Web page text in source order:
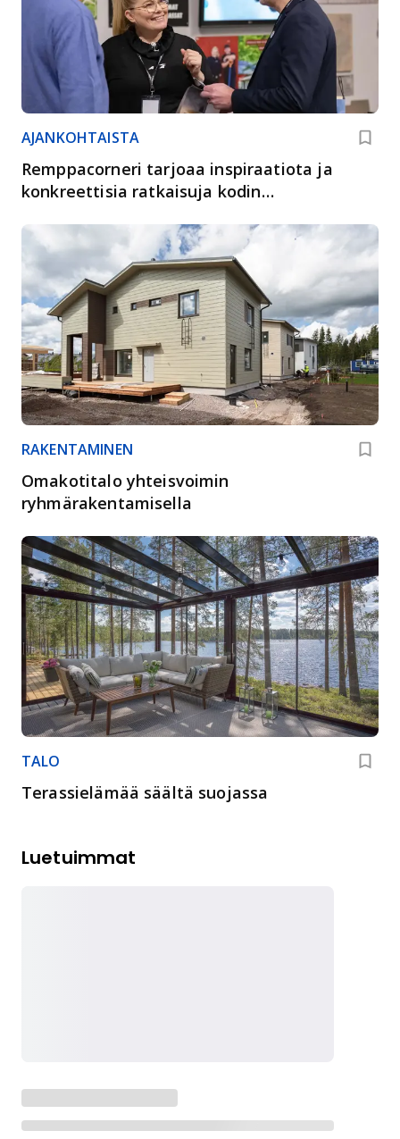
AJANKOHTAISTA
Remppacorneri tarjoaa inspiraatiota ja
konkreettisia ratkaisuja kodin
RAKENTAMINEN
Omakotitalo yhteisvoimin
ryhmärakentamisella
TALO
Terassielämää säältä suojassa
Luetuimmat